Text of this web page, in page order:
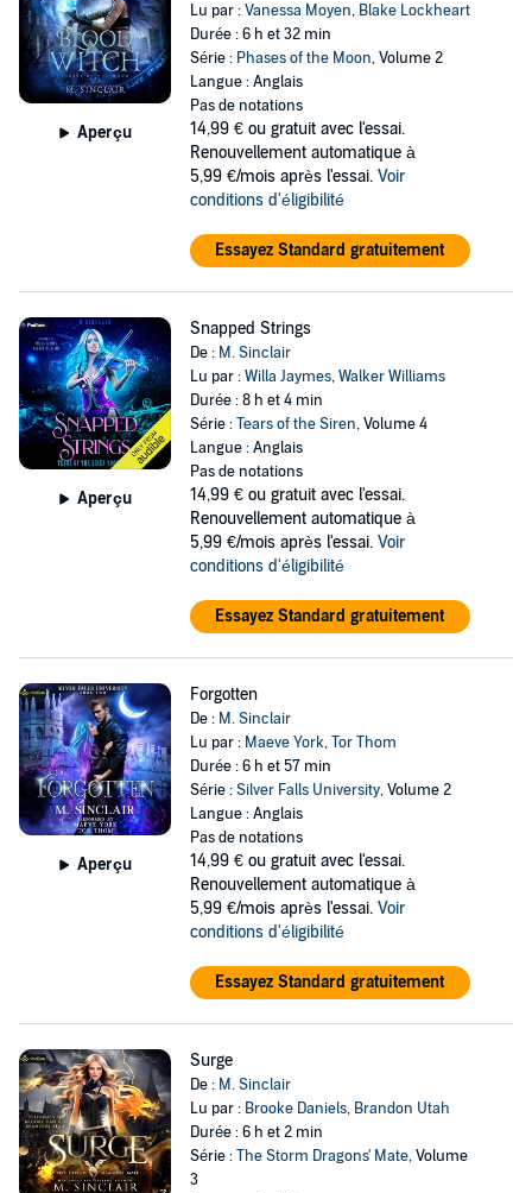
Aperçu
Lu par :Vanessa Moyen, Blake Lockheart
Durée : 6 h et 32 min
Série : Phases of the Moon, Volume 2
Langue : Anglais
Pas de notations
14,99 € ou gratuit avec l'essai.
Renouvellement automatique à
5,99 €/mois après l'essai. Voir
conditions d'éligibilité
Essayez Standard gratuitement
Aperçu
Snapped Strings
De : M. Sinclair
Lu par :Willa Jaymes,Walker Williams
Durée : 8 h et 4 min
Série :Tears of the Siren, Volume 4
Langue : Anglais
Pas de notations
14,99 € ou gratuit avec l'essai.
Renouvellement automatique à
5,99 €/mois après l'essai. Voir
conditions d'éligibilité
Essayez Standard gratuitement
Aperçu
Forgotten
De : M. Sinclair
Lu par : Maeve York,Tor Thom
Durée : 6 h et 57 min
Série :Silver Falls University, Volume 2
Langue : Anglais
Pas de notations
14,99 € ou gratuit avec l'essai.
Renouvellement automatique à
5,99 €/mois après l'essai. Voir
conditions d'éligibilité
Essayez Standard gratuitement
Surge
De : M. Sinclair
Lu par : Brooke Daniels, Brandon Utah
Durée : 6 h et 2 min
Série :The Storm Dragons' Mate, Volume
3